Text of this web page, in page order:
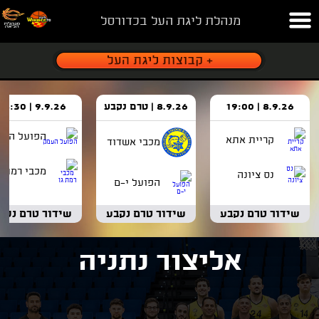
מנהלת ליגת העל בכדורסל
8.9.26 | 19:00
קריית אתא
נס ציונה
שידור טרם נקבע
8.9.26 | טרם נקבע
מכבי אשדוד
הפועל י-ם
שידור טרם נקבע
9.9.26 | 18:30
הפועל
מכבי רמת
שידור טרם
אליצור נתניה